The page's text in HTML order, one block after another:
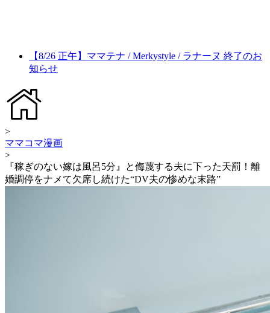
【8/26 正午】ママテナ / Merkystyle / ラナーヌ 終了のお
知らせ
>
ママコマ漫画
>
『稼ぎのない嫁は風呂5分』と侮蔑する夫に下った天罰！離
婚調停をナメて欠席し続けた“DV夫の惨めな末路”